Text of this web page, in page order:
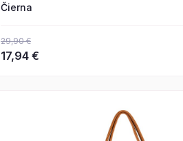
Čierna
29,90 €
17,94 €